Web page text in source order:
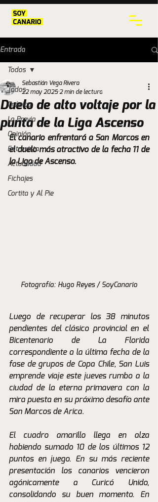
Entrada
Todos
Crónica
La Previa
Opinión
Entrevista
Actualidad
Fichajes
Cortita y Al Pie
Todos
Duelo de alto voltaje por la
punta de la Liga Ascenso
Sebastián Vega Rivera
22 may 2025 2 min de lectura
El canario enfrentará a San Marcos en
el duelo más atractivo de la fecha 11 de
la Liga de Ascenso.
Fotografía: Hugo Reyes / SoyCanario
Luego de recuperar los 38 minutos
pendientes del clásico provincial en el
Bicentenario de La Florida
correspondiente a la última fecha de la
fase de grupos de Copa Chile, San Luis
emprende viaje este jueves rumbo a la
ciudad de la eterna primavera con la
mira puesta en su próximo desafío ante
San Marcos de Arica.
El cuadro amarillo llega en alza
habiendo sumado 10 de los últimos 12
puntos en juego. En su más reciente
presentación los canarios vencieron
agónicamente a Curicó Unido,
consolidando su buen momento. En